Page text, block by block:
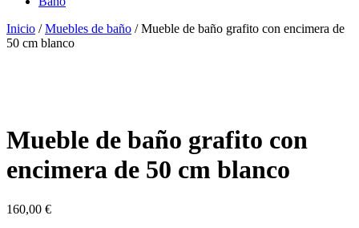
Inicio /Muebles de baño / Mueble de baño grafito con encimera de
50 cm blanco
Mueble de baño grafito con
encimera de 50 cm blanco
160,00 €